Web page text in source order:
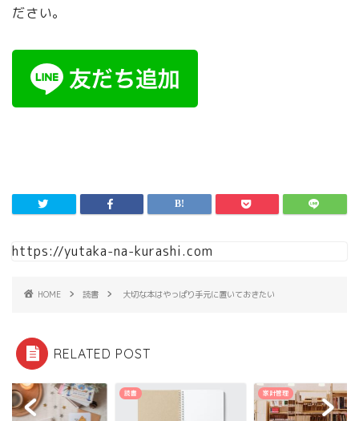
ださい。
https://yutaka-na-kurashi.com
HOME 読書 大切な本はやっぱり手元に置いておきたい
RELATED POST
読書 家計管理